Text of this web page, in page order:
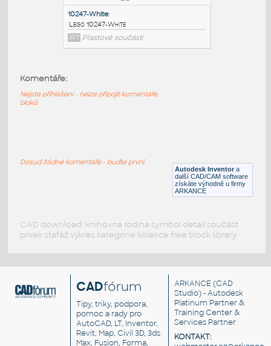
11212-White:
Lego 11212-White
IPT
Plastové součásti
Lego 10247-White
Autodesk Inventor a
další CAD/CAM software
získáte výhodně u firmy
ARKANCE
Komentáře:
Nejste přihlášeni - nelze připojit komentáře
bloků
Dosud žádné komentáře - buďte první
CAD download: knihovna rodina symbol detail součást
prvek stafáž výkres kategorie kolekce free block library
CADfórum
Tipy, triky, podpora,
pomoc a rady pro
AutoCAD, LT, Inventor,
Revit, Map, Civil 3D, 3ds
Max, Fusion, Forma,
ARKANCE (CAD
Studio) - Autodesk
Platinum Partner &
Training Center &
Services Partner
KONTAKT: